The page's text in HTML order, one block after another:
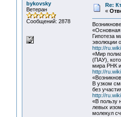
bykovsky
Ветеран
Сообщений: 2878
Re:
«
«Основная
Гипотеза
эволюции
http://
«Мир
(ПАУ),
мира РНК
http://
В узком
без
http://
«В пользу
левых
молекул